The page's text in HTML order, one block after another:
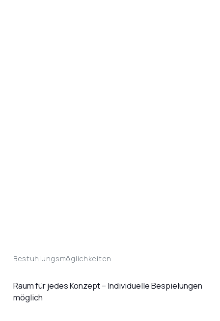
Bestuhlungsmöglichkeiten
Raum für jedes Konzept – Individuelle Bespielungen
möglich